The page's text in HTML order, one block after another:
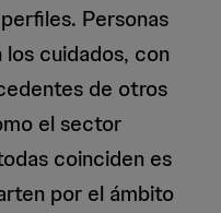
Personas
cuidados, con
de otros
el sector
coinciden es
por el ámbito